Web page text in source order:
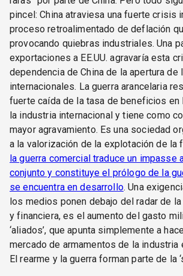
pincel: China atraviesa una fuerte crisis
proceso retroalimentado de deflación
provocando quiebras industriales. Una
exportaciones a EE.UU. agravaría esta
dependencia de China de la apertura de
internacionales. La guerra arancelaria
fuerte caída de la tasa de beneficios en
la industria internacional y tiene como
mayor agravamiento. Es una sociedad
a la valorización de la explotación de la
la guerra comercial traduce un impasse
conjunto y constituye el prólogo de la
se encuentra en desarrollo. Una
los medios ponen debajo del radar de
y financiera, es el aumento del gasto
‘aliados’, que apunta simplemente a
mercado de armamentos de la industria
El rearme y la guerra forman parte de la